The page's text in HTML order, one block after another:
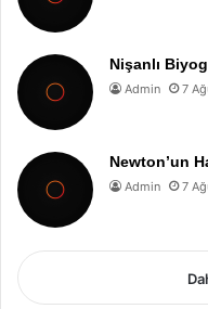
Nişanlı
Admin 7
Newton’un
Admin 7